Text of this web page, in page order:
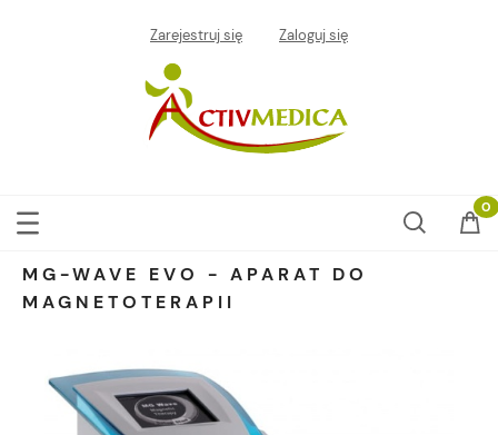
Zarejestruj się Zaloguj się
MG-WAVE EVO - APARAT DO
MAGNETOTERAPII